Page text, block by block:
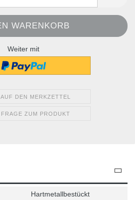
Weiter mit
AUF DEN MERKZETTEL
FRAGE ZUM PRODUKT
Hartmetallbestückt